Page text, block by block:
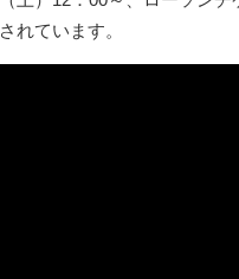
されています。